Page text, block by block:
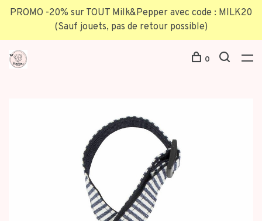
PROMO -20% sur TOUT Milk&Pepper avec code : MILK20
(Sauf jouets, pas de retour possible)
0